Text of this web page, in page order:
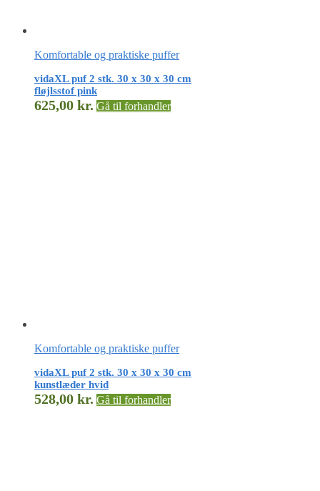
Komfortable og praktiske puffer
vidaXL puf 2 stk. 30 x 30 x 30 cm
fløjlsstof pink
625,00 kr. Gå til forhandler
Komfortable og praktiske puffer
vidaXL puf 2 stk. 30 x 30 x 30 cm
kunstlæder hvid
528,00 kr. Gå til forhandler